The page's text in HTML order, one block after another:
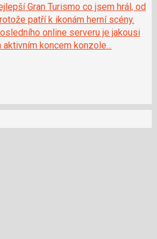
Gran Turismo co jsem hrál, od
patří k ikonám herní scény.
online serveru je jakousi
koncem konzole...